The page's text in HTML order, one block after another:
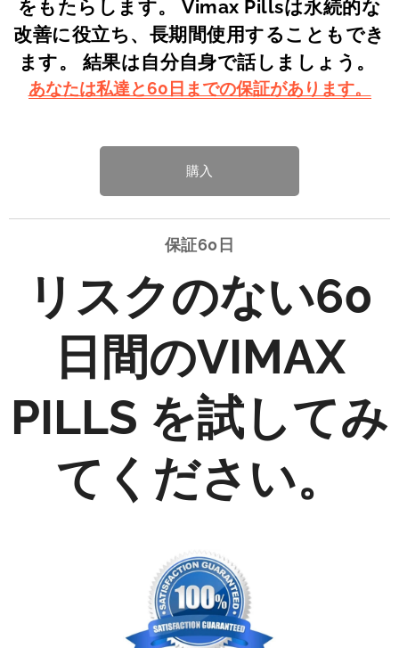
をもたらします。 Vimax Pillsは永続的な
改善に役立ち、長期間使用することもでき
ます。 結果は自分自身で話しましょう。
あなたは私達と60日までの保証があります。
購入
保証60日
リスクのない60
日間のVIMAX
PILLS を試してみ
てください。